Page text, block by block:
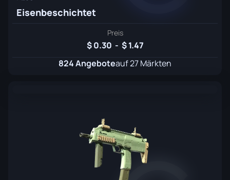
Eisenbeschichtet
Preis
0.30 -
1.47
824 Angeboteauf 27 Märkten